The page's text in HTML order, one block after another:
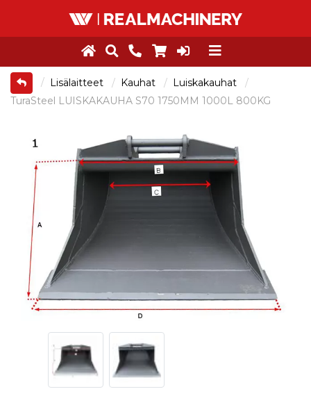
Lisälaitteet Kauhat
Luiskakauhat
TuraSteel LUISKAKAUHA S70 1750MM 1000L 800KG